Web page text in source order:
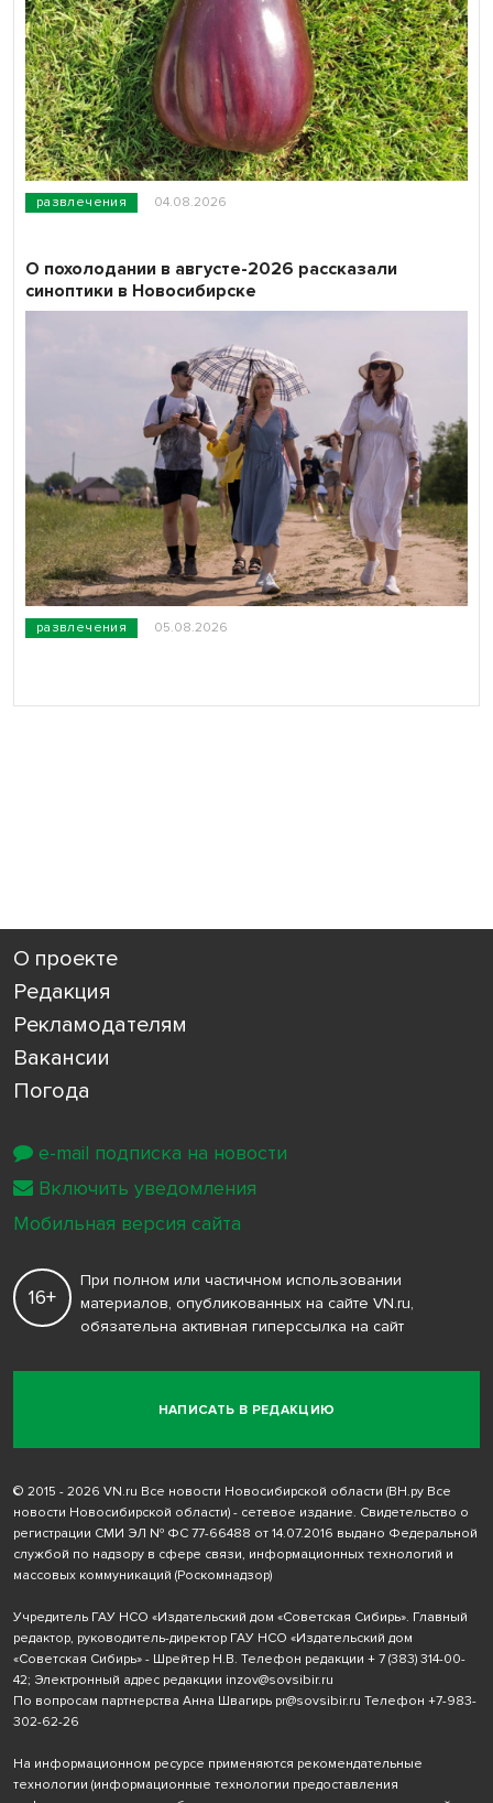
развлечения 04.08.2026
развлечения 05.08.2026
О похолодании в августе-2026 рассказали
синоптики в Новосибирске
О проекте
Редакция
Рекламодателям
Вакансии
Погода
НАПИСАТЬ В РЕДАКЦИЮ
16+
При полном или частичном использовании
материалов, опубликованных на сайте VN.ru,
обязательна активная гиперссылка на сайт
© 2015 - 2026 VN.ru Все новости Новосибирской области (ВН.ру Все
новости Новосибирской области) - сетевое издание. Свидетельство о
регистрации СМИ ЭЛ № ФС 77-66488 от 14.07.2016 выдано Федеральной
службой по надзору в сфере связи, информационных технологий и
массовых коммуникаций (Роскомнадзор)
Учредитель ГАУ НСО «Издательский дом «Советская Сибирь». Главный
редактор, руководитель-директор ГАУ НСО «Издательский дом
«Советская Сибирь» - Шрейтер Н.В. Телефон редакции + 7 (383) 314-00-
42; Электронный адрес редакции inzov@sovsibir.ru
По вопросам партнерства Анна Швагирь pr@sovsibir.ru Телефон +7-983-
302-62-26
На информационном ресурсе применяются рекомендательные
технологии (информационные технологии предоставления
e-mail подписка на новости
Включить уведомления
Мобильная версия сайта